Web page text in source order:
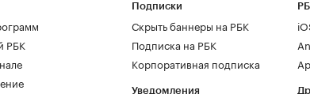
РБК
Подписки
Скрыть баннеры на РБК
Подписка на РБК
Корпоративная подписка
Уведомления